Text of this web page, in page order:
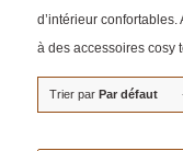
d’intérieur
à des accessoires cosy
Trier par Par défaut